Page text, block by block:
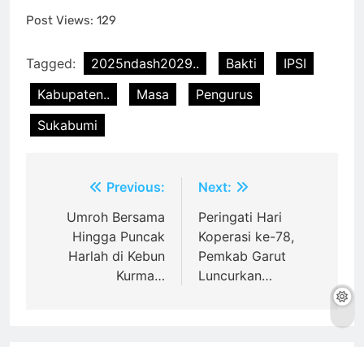
Post Views: 129
Tagged: 2025ndash2029.. Bakti
IPSI
Kabupaten..
Masa
Pengurus
Sukabumi
navigation
Previous:
Umroh Bersama
Hingga Puncak
Harlah di Kebun
Kurma…
Next:
Peringati Hari
Koperasi ke-78,
Pemkab Garut
Luncurkan…